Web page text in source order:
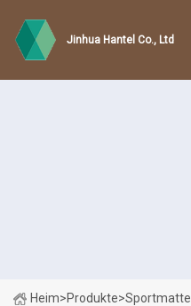
Jinhua Hantel Co., Ltd
Heim>Produkte>Sportmatte